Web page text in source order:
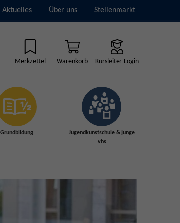
Aktuelles Über uns Stellenmarkt
Merkzettel Warenkorb Kursleiter-Login
Grundbildung
Jugendkunstschule & junge
vhs